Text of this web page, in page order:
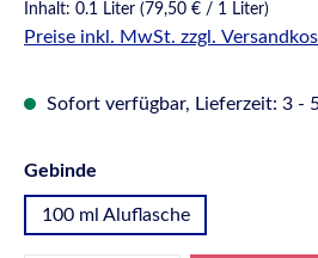
Inhalt: 0.1 Liter (79,50 € / 1 Liter)
Preise inkl. MwSt. zzgl.
Sofort verfügbar, Lieferzeit: 3 -
Gebinde
100 ml Aluflasche